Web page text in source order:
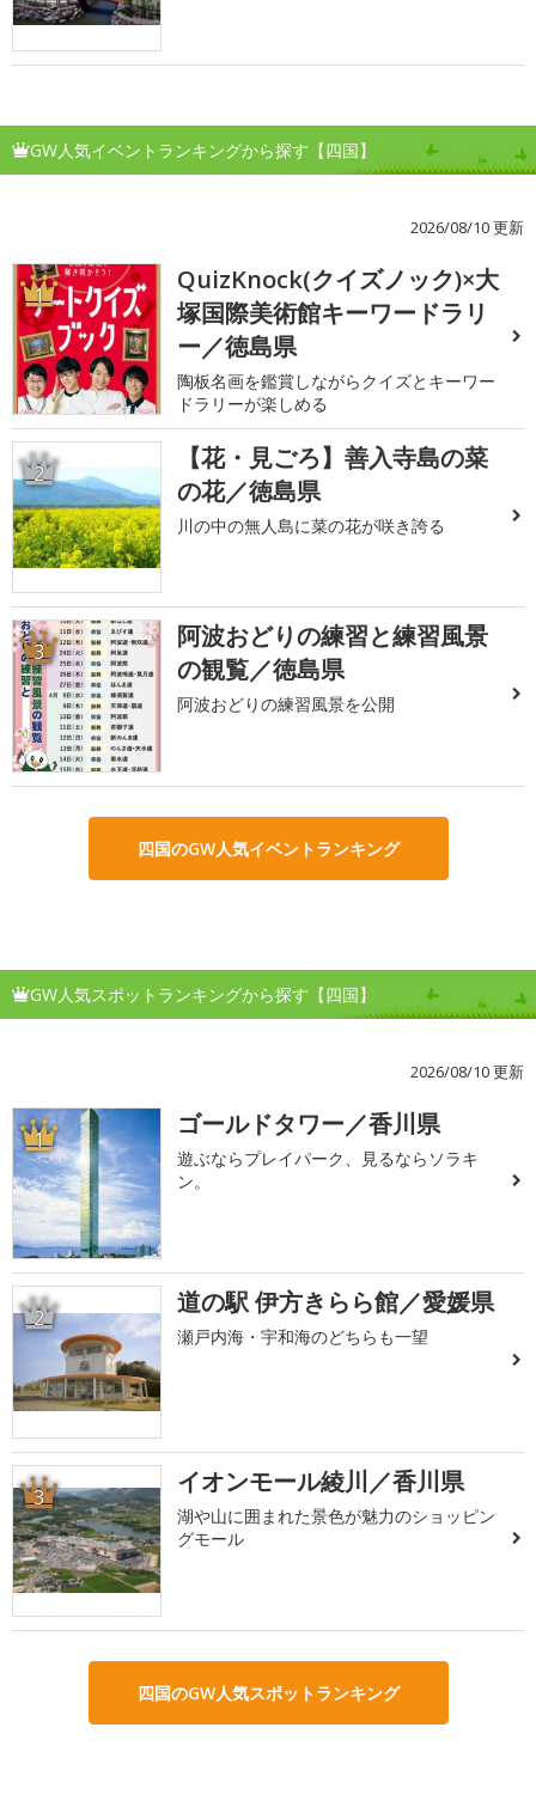
GW人気イベントランキングから探す【四国】
2026/08/10 更新
1
QuizKnock(クイズノック)×大
塚国際美術館キーワードラリ
ー／徳島県
陶板名画を鑑賞しながらクイズとキーワー
ドラリーが楽しめる
2
【花・見ごろ】善入寺島の菜
の花／徳島県
川の中の無人島に菜の花が咲き誇る
3
阿波おどりの練習と練習風景
の観覧／徳島県
阿波おどりの練習風景を公開
四国のGW人気イベントランキング
GW人気スポットランキングから探す【四国】
2026/08/10 更新
1 ゴールドタワー／香川県
遊ぶならプレイパーク、見るならソラキ
ン。
2 道の駅 伊方きらら館／愛媛県
瀬戸内海・宇和海のどちらも一望
3 イオンモール綾川／香川県
湖や山に囲まれた景色が魅力のショッピン
グモール
四国のGW人気スポットランキング